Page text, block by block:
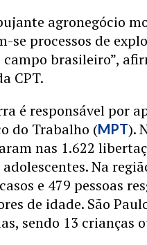
agronegócio
se processos de
brasileiro”,
CPT.
é responsável por
do Trabalho (MPT).
nas 1.622
Na
e 479 pessoas
de idade. São
sendo 13 crianças